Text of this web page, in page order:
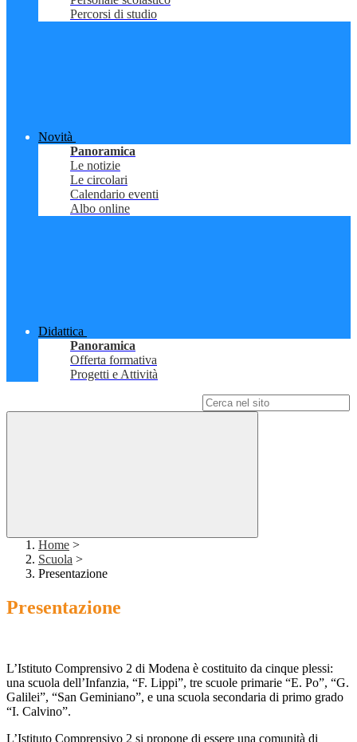
Percorsi di studio
Novità
Panoramica
Le notizie
Le circolari
Calendario eventi
Albo online
Didattica
Panoramica
Offerta formativa
Progetti e Attività
Home >
Scuola >
Presentazione
Presentazione
L’Istituto Comprensivo 2 di Modena è costituito da cinque plessi:
una scuola dell’Infanzia, “F. Lippi”, tre scuole primarie “E. Po”, “G.
Galilei”, “San Geminiano”, e una scuola secondaria di primo grado
“I. Calvino”.
L’Istituto Comprensivo 2 si propone di essere una comunità di